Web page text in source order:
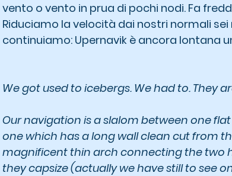
vento o vento in prua di pochi nodi. Fa
Riduciamo la velocità dai nostri normali
continuiamo: Upernavik è ancora lontana
We got used to icebergs. We had to. They
Our navigation is a slalom between one
one which has a long wall clean cut from
magnificent thin arch connecting the two
they capsize (actually we have still to see